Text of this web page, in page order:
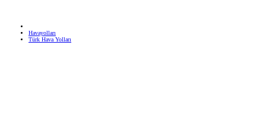
Havayolları
Türk Hava Yolları